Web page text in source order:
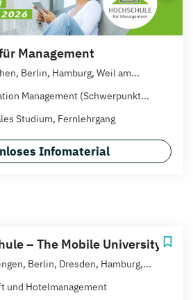
Management
Berlin, Hamburg, Weil am...
Management (Schwerpunkt...
Studium, Fernlehrgang
Infomaterial
– The Mobile University
Berlin, Dresden, Hamburg,...
und Hotelmanagement